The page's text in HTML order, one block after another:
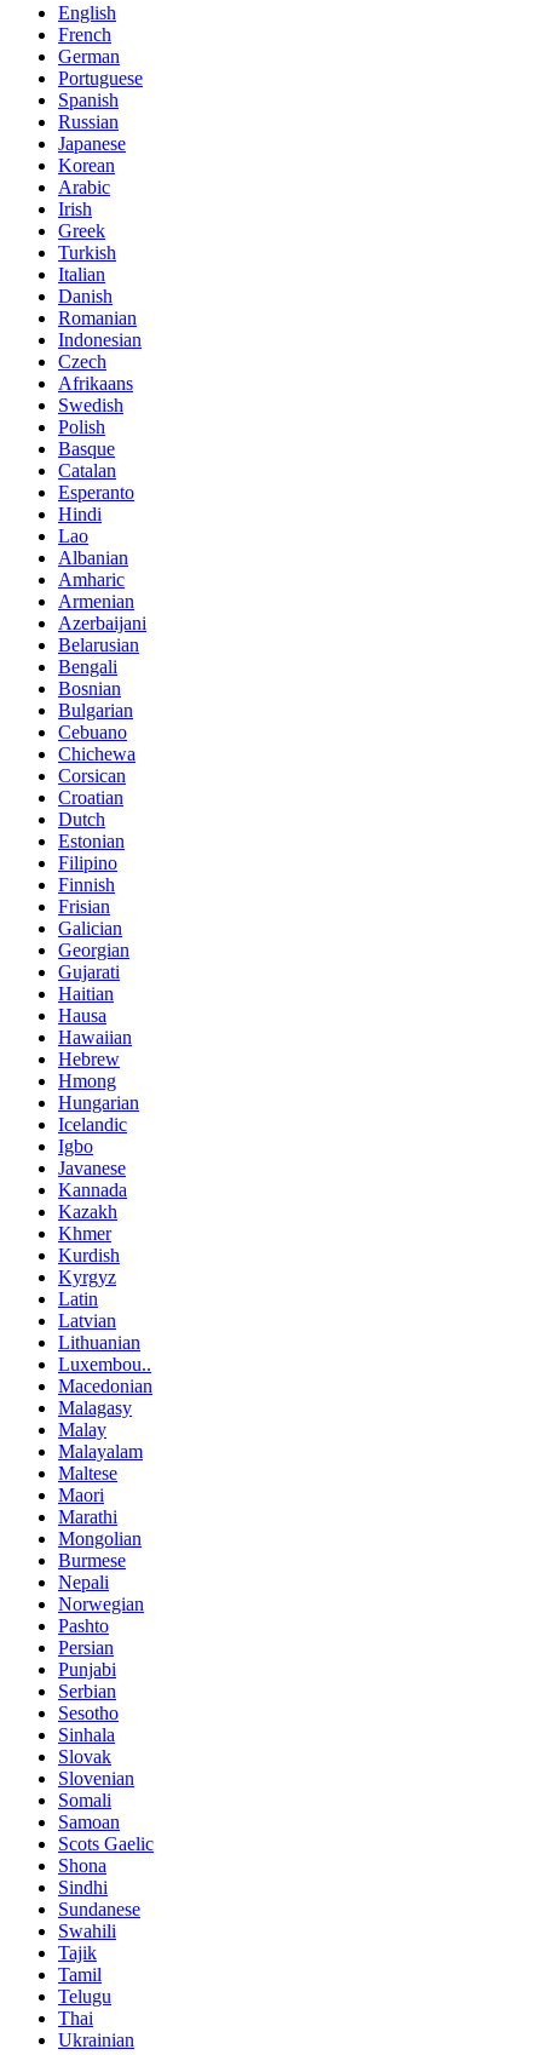
English
French
German
Portuguese
Spanish
Russian
Japanese
Korean
Arabic
Irish
Greek
Turkish
Italian
Danish
Romanian
Indonesian
Czech
Afrikaans
Swedish
Polish
Basque
Catalan
Esperanto
Hindi
Lao
Albanian
Amharic
Armenian
Azerbaijani
Belarusian
Bengali
Bosnian
Bulgarian
Cebuano
Chichewa
Corsican
Croatian
Dutch
Estonian
Filipino
Finnish
Frisian
Galician
Georgian
Gujarati
Haitian
Hausa
Hawaiian
Hebrew
Hmong
Hungarian
Icelandic
Igbo
Javanese
Kannada
Kazakh
Khmer
Kurdish
Kyrgyz
Latin
Latvian
Lithuanian
Luxembou..
Macedonian
Malagasy
Malay
Malayalam
Maltese
Maori
Marathi
Mongolian
Burmese
Nepali
Norwegian
Pashto
Persian
Punjabi
Serbian
Sesotho
Sinhala
Slovak
Slovenian
Somali
Samoan
Scots Gaelic
Shona
Sindhi
Sundanese
Swahili
Tajik
Tamil
Telugu
Thai
Ukrainian